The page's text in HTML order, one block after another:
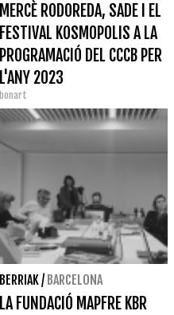
MERCÈ RODOREDA, SADE I EL
FESTIVAL KOSMOPOLIS A LA
PROGRAMACIÓ DEL CCCB PER
L'ANY 2023
bonart
BERRIAK/ BARCELONA
LA FUNDACIÓ MAPFRE KBR